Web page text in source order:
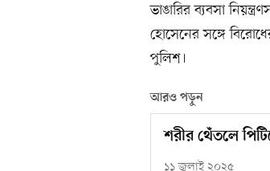
ভাঙারির ব্যবসা
হোসেনের সঙ্গে
পুলিশ।
আরও পড়ুন
শরীর থেঁতলে
১১ জুলাই ২০২৫